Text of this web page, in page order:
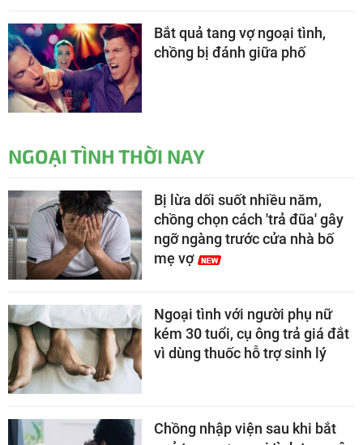
Bắt quả tang vợ ngoại tình,
chồng bị đánh giữa phố
NGOẠI TÌNH THỜI NAY
Bị lừa dối suốt nhiều năm,
chồng chọn cách 'trả đũa' gây
ngỡ ngàng trước cửa nhà bố
mẹ vợ
Ngoại tình với người phụ nữ
kém 30 tuổi, cụ ông trả giá đắt
vì dùng thuốc hỗ trợ sinh lý
Chồng nhập viện sau khi bắt